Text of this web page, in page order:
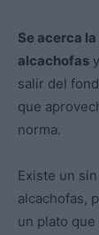
Se acerca
alcachofas
salir del
que
norma.
Existe un
alcachofas,
un plato